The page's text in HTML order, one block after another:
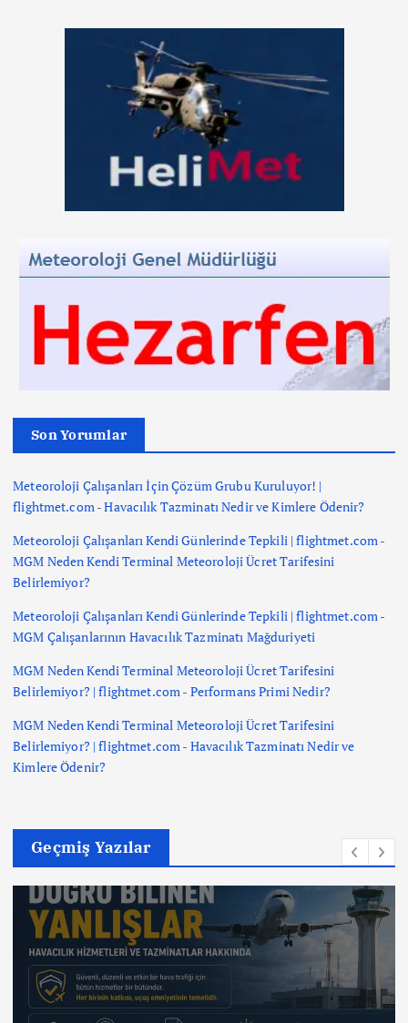
Son Yorumlar
Meteoroloji Çalışanları İçin Çözüm Grubu Kuruluyor! |
flightmet.com-Havacılık Tazminatı Nedir ve Kimlere Ödenir?
Meteoroloji Çalışanları Kendi Günlerinde Tepkili | flightmet.com-
MGM Neden Kendi Terminal Meteoroloji Ücret Tarifesini
Belirlemiyor?
Meteoroloji Çalışanları Kendi Günlerinde Tepkili | flightmet.com-
MGM Çalışanlarının Havacılık Tazminatı Mağduriyeti
MGM Neden Kendi Terminal Meteoroloji Ücret Tarifesini
Belirlemiyor? | flightmet.com- Performans Primi Nedir?
MGM Neden Kendi Terminal Meteoroloji Ücret Tarifesini
Belirlemiyor? | flightmet.com- Havacılık Tazminatı Nedir ve
Kimlere Ödenir?
Geçmiş Yazılar